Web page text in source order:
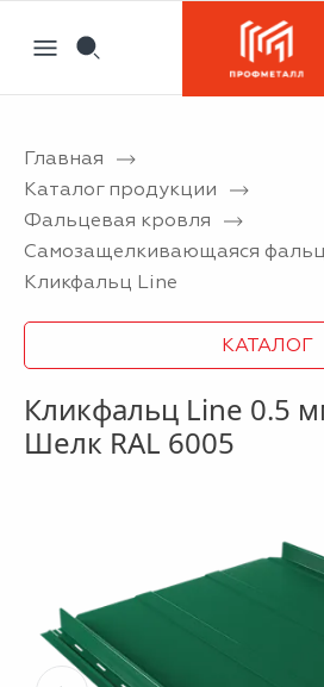
Назад
Партнерам
Отзывы
Вакансии
Информация
Назад
Кровля
Фасад
Ограждения
Потолки
Двери
Назад
Сервисный металлоцентр
Гибка листового металла на
Координатная пробивка
Лазерная резка металла
Порошковая покраска
Назад
Новости
Статьи
Главная
Каталог продукции
Фальцевая кровля
Самозащелкивающаяся
Кликфальц Line
КАТАЛОГ
Кликфальц Line 0.5
Шелк RAL 6005